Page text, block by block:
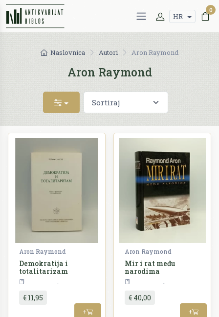
HR
0
Naslovnica Autori Aron Raymond
Aron Raymond
Aron Raymond
Demokratija i
totalitarizam
€ 11,95
+
Aron Raymond
Mir i rat među
narodima
€ 40,00
+